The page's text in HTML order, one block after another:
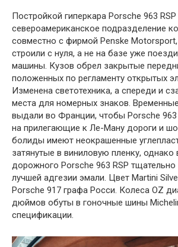
Постройкой гиперкара Porsche 963
североамериканское подразделение
совместно с фирмой Penske
строили с нуля, а не на базе уже
машины. Кузов обрел закрытые
положенных по регламенту открытых
Изменена светотехника, а спереди и
места для номерных знаков.
выдали во Франции, чтобы Porsche 963
на прилегающие к Ле-Ману дороги и
болиды имеют неокрашенные
затянутые в виниловую пленку, однако
дорожного Porsche 963 RSP
лучшей адгезии эмали. Цвет Martini
Porsche 917 графа Росси. Колеса OZ
дюймов обуты в гоночные шины
спецификации.